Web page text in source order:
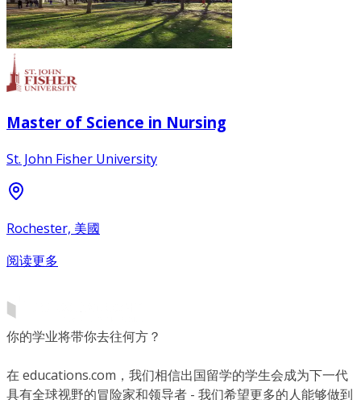
Master of Science in Nursing
St. John Fisher University
Rochester, 美國
阅读更多
你的学业将带你去往何方？
在 educations.com，我们相信出国留学的学生会成为下一代
具有全球视野的冒险家和领导者 - 我们希望更多的人能够做到